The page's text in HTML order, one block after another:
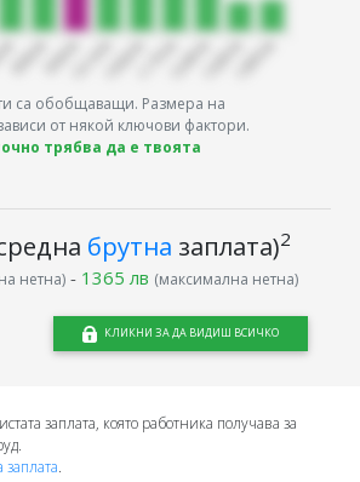
са обобщаващи. Размера на
от някой ключови фактори.
трябва да е твоята
брутна заплата)2
нетна)- 1365 лв (максимална нетна)
КЛИКНИ ЗА ДА ВИДИШ ВСИЧКО
заплата, която работника получава за
заплата.